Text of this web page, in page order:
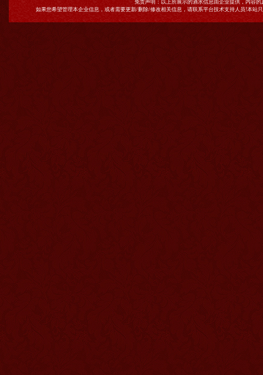
免责声明：以上所展示的酒水信息由企业提供，内容
如果您希望管理本企业信息，或者需要更新/删除/修改相关信息，请联系平台技术支持人员!本